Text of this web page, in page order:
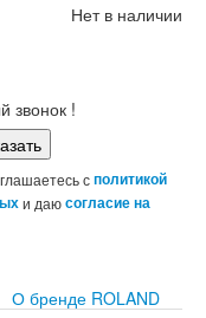
Нет в наличии
звонок !
сполитикой
и даюсогласие на
О бренде ROLAND